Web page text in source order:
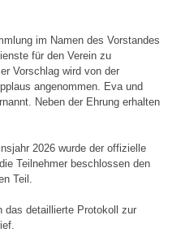
im Namen des Vorstandes
für den Verein zu
Vorschlag wird von der
angenommen. Eva und
Neben der Ehrung erhalten
2026 wurde der offizielle
Teilnehmer beschlossen den
Teil.
das detaillierte Protokoll zur